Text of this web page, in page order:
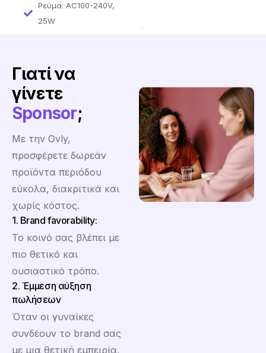
Ρεύμα: AC100-240V,
25W
Γιατί να
γίνετε
Sponsor;
Με την Ovly,
προσφέρετε δωρεάν
προϊόντα περιόδου
εύκολα, διακριτικά και
χωρίς κόστος.
1. Brand favorability:
Το κοινό σας βλέπει με
πιο θετικό και
ουσιαστικό τρόπο.
2. Έμμεση αύξηση
πωλήσεων
Όταν οι γυναίκες
συνδέουν το brand σας
με μια θετική εμπειρία,